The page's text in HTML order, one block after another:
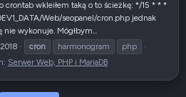
crontab wkleiłem taką o to ścieżkę: */15 * * *
Web/seopanel/cron.php jednak
nie wykonuje. Mógłbym...
cron harmonogram
php
Serwer Web, PHP i MariaDB